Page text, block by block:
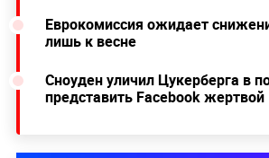
Еврокомиссия ожидает
лишь к весне
Сноуден уличил Цукерберга в
представить Facebook жертвой